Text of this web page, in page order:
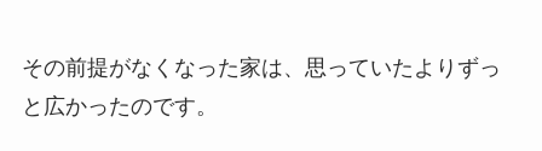
その前提がなくなった家は、思っていたよりずっ
と広かったのです。